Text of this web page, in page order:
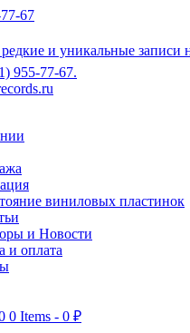
67
редкие и уникальные
955-77-67.
виниловых пластинок
и Новости
и оплата
0 Items - 0 ₽